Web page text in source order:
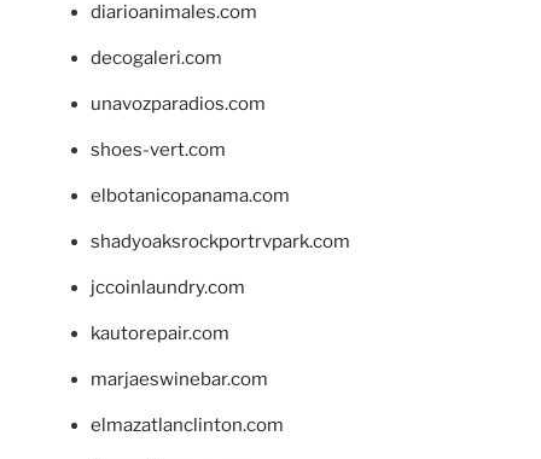
diarioanimales.com
decogaleri.com
unavozparadios.com
shoes-vert.com
elbotanicopanama.com
shadyoaksrockportrvpark.com
jccoinlaundry.com
kautorepair.com
marjaeswinebar.com
elmazatlanclinton.com